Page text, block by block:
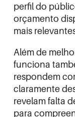
perfil do
orçamento
mais
Além de
funciona
respondem
claramente
revelam falta
para